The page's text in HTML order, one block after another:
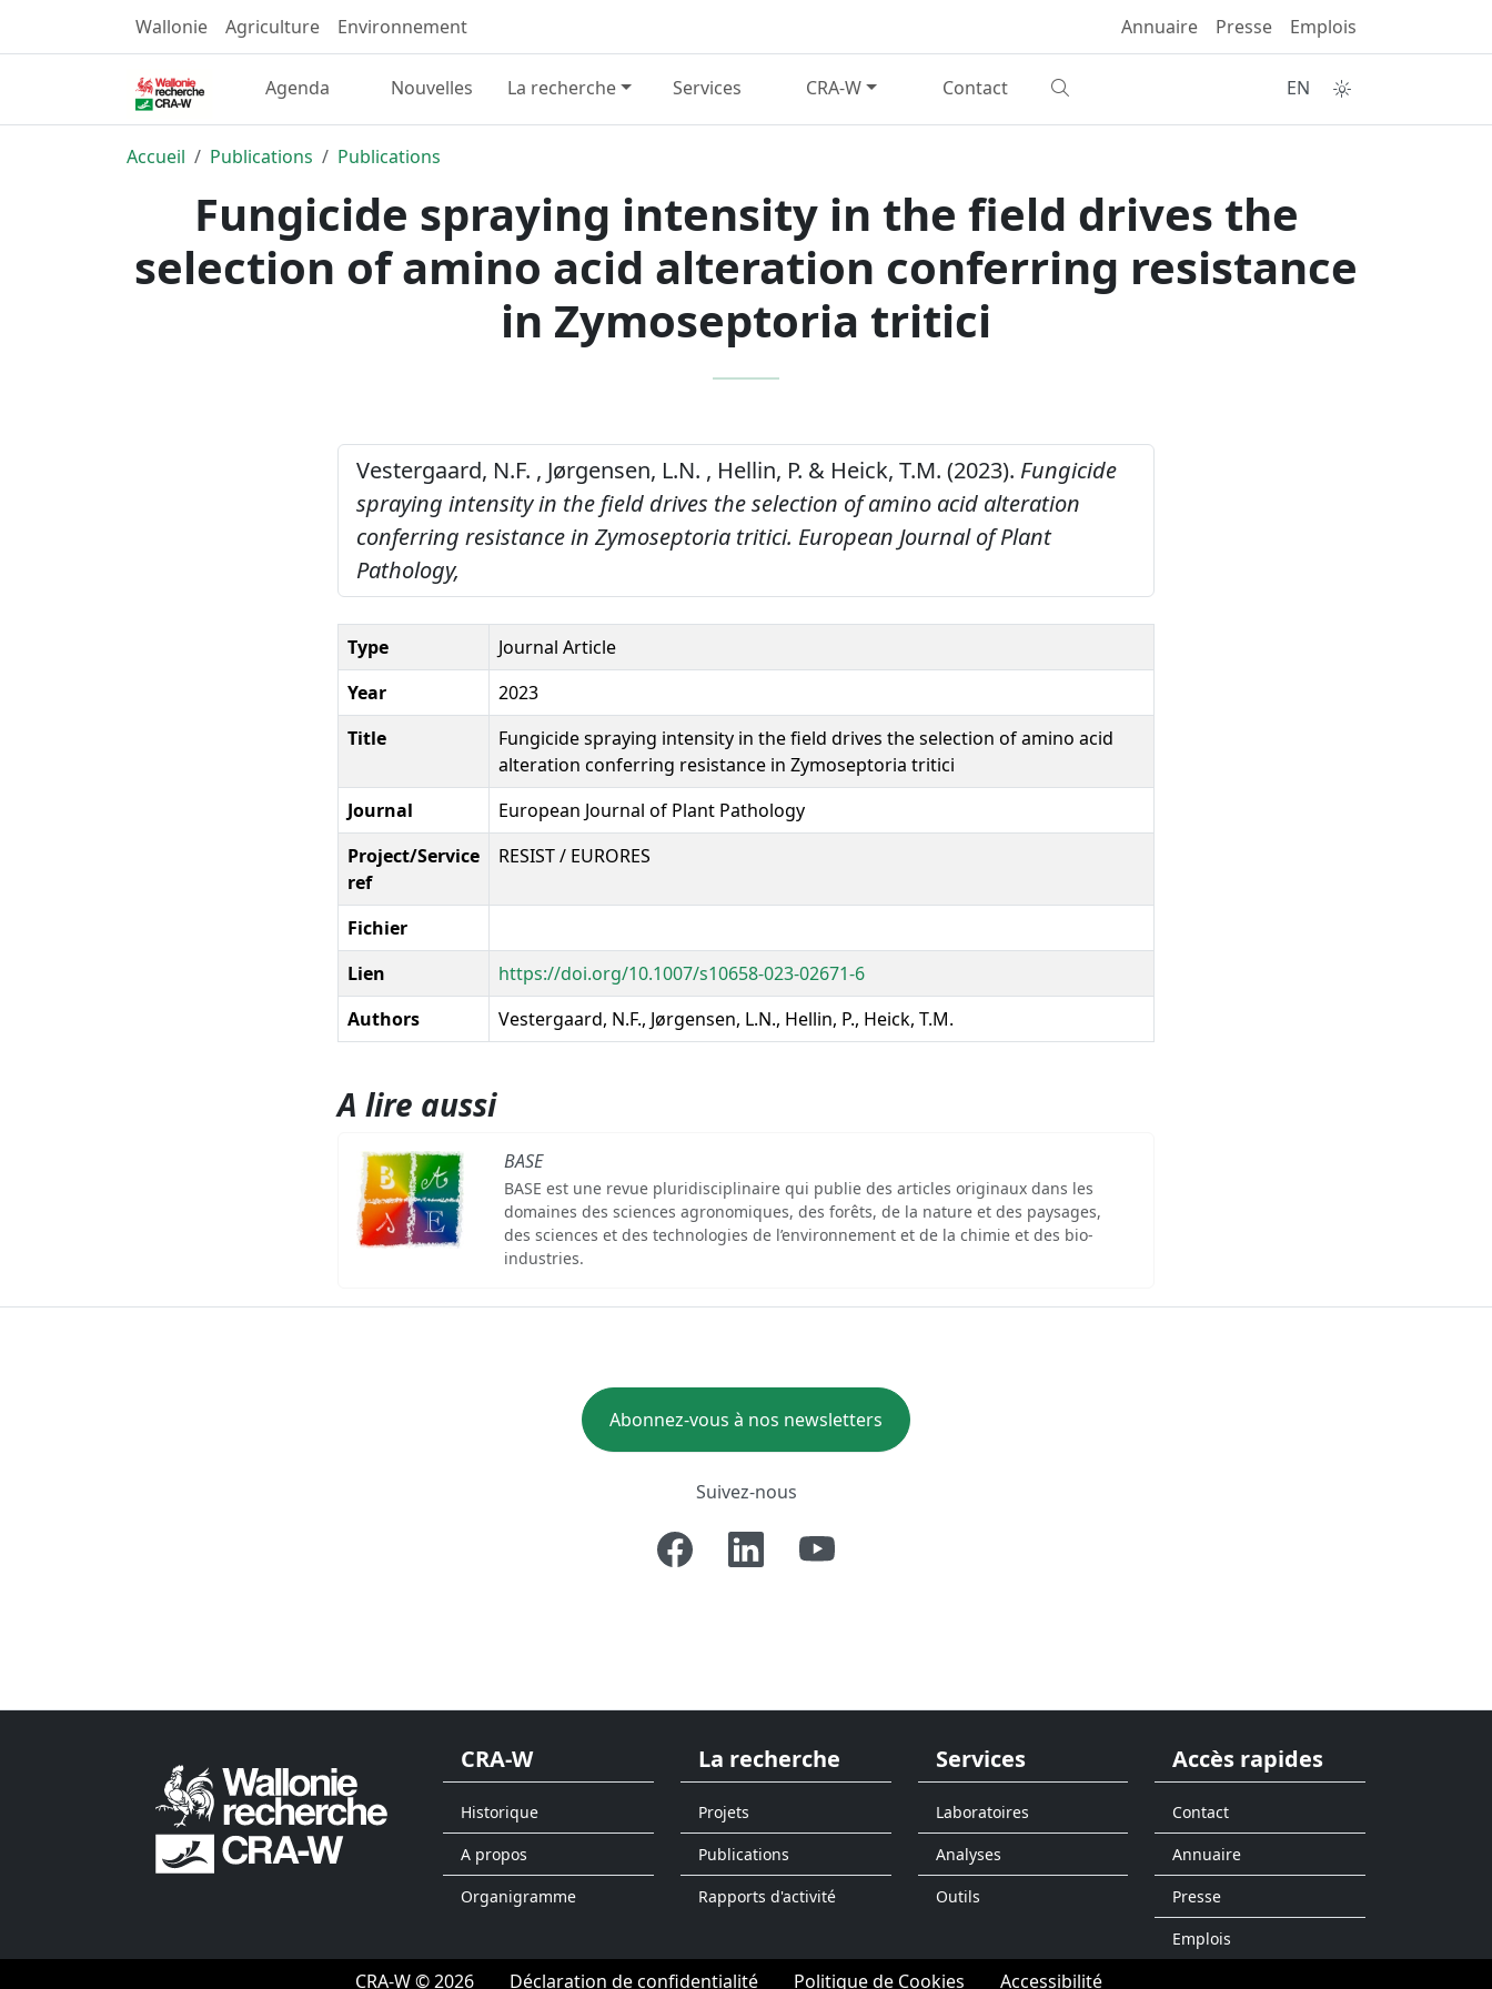
Wallonie Agriculture Environnement Annuaire Presse Emplois
Agenda Nouvelles La recherche Services CRA-W Contact EN
Accueil Publications Publications
Fungicide spraying intensity in the field drives the
selection of amino acid alteration conferring resistance
in Zymoseptoria tritici
Vestergaard, N.F. , Jørgensen, L.N. , Hellin, P. & Heick, T.M. (2023). Fungicide
spraying intensity in the field drives the selection of amino acid alteration
conferring resistance in Zymoseptoria tritici. European Journal of Plant
Pathology,
Type
Journal Article
Year
2023
Title
Fungicide spraying intensity in the field drives the selection of amino acid
alteration conferring resistance in Zymoseptoria tritici
Journal
European Journal of Plant Pathology
Project/Service
ref
RESIST / EURORES
Fichier
Lien
https://doi.org/10.1007/s10658-023-02671-6
Authors
Vestergaard, N.F., Jørgensen, L.N., Hellin, P., Heick, T.M.
A lire aussi
BASE
BASE est une revue pluridisciplinaire qui publie des articles originaux dans les
domaines des sciences agronomiques, des forêts, de la nature et des paysages,
des sciences et des technologies de l’environnement et de la chimie et des bio-
industries.
Abonnez-vous à nos newsletters
Suivez-nous
CRA-W
Historique
A propos
Organigramme
La recherche
Projets
Publications
Rapports d'activité
Services
Laboratoires
Analyses
Outils
Accès rapides
Contact
Annuaire
Presse
Emplois
CRA-W © 2026 Déclaration de confidentialité Politique de Cookies Accessibilité